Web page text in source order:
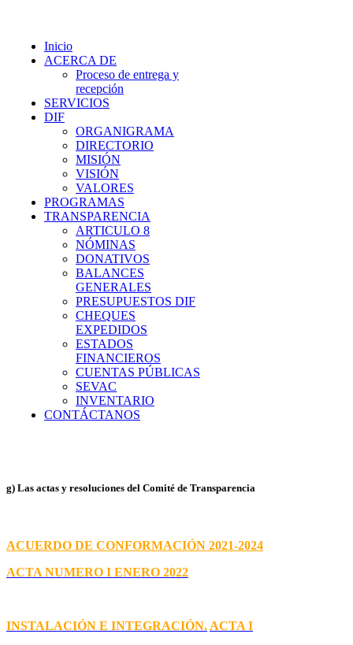
Inicio
ACERCA DE
Proceso de entrega y
recepción
SERVICIOS
DIF
ORGANIGRAMA
DIRECTORIO
MISIÓN
VISIÓN
VALORES
PROGRAMAS
TRANSPARENCIA
ARTICULO 8
NÓMINAS
DONATIVOS
BALANCES
GENERALES
PRESUPUESTOS DIF
CHEQUES
EXPEDIDOS
ESTADOS
FINANCIEROS
CUENTAS PÚBLICAS
SEVAC
INVENTARIO
CONTÁCTANOS
g) Las actas y resoluciones del Comité de Transparencia
ACUERDO DE CONFORMACIÓN 2021-2024
ACTA NUMERO I ENERO 2022
INSTALACIÓN E INTEGRACIÓN. ACTA I